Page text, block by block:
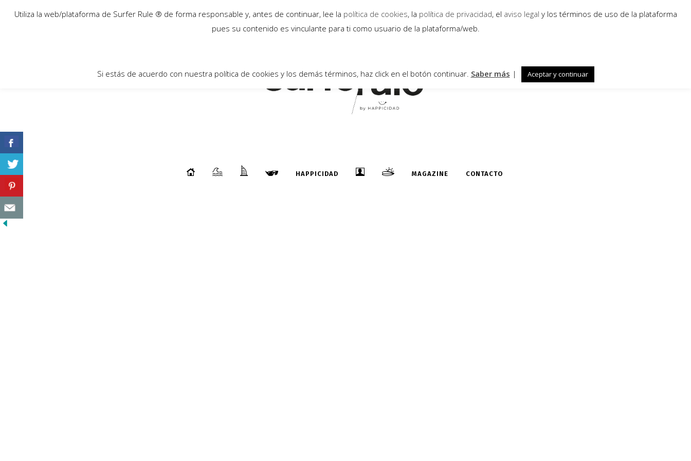
HAPPICIDAD MAGAZINE CONTACTO
07
Utiliza la web/plataforma de Surfer Rule ® de forma responsable y, antes de continuar, lee la política de cookies, la política de privacidad, el aviso legal y los términos de uso de la plataforma
pues su contenido es vinculante para ti como usuario de la plataforma/web.
Si estás de acuerdo con nuestra política de cookies y los demás términos, haz click en el botón continuar. Saber más | Aceptar y continuar